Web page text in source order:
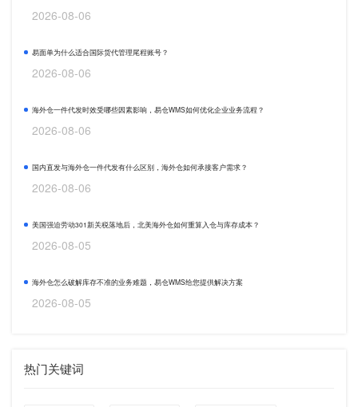
2026-08-06
易面单为什么适合国际货代管理尾程账号？
2026-08-06
海外仓一件代发时效受哪些因素影响，易仓WMS如何优化企业业务流程？
2026-08-06
国内直发与海外仓一件代发有什么区别，海外仓如何承接客户需求？
2026-08-06
美国强迫劳动301新关税落地后，北美海外仓如何重算入仓与库存成本？
2026-08-05
海外仓怎么破解库存不准的业务难题，易仓WMS给您提供解决方案
2026-08-05
热门关键词